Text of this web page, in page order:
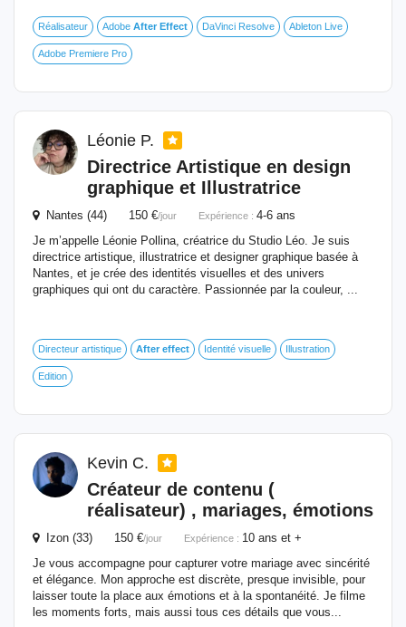
Réalisateur Adobe After Effect DaVinci Resolve Ableton Live
Adobe Premiere Pro
Léonie P.
Directrice Artistique en design
graphique et Illustratrice
Nantes (44) 150 €/jour Expérience : 4-6 ans
Je m’appelle Léonie Pollina, créatrice du Studio Léo. Je suis
directrice artistique, illustratrice et designer graphique basée à
Nantes, et je crée des identités visuelles et des univers
graphiques qui ont du caractère. Passionnée par la couleur, ...
Directeur artistique After effect Identité visuelle Illustration
Edition
Kevin C.
Créateur de contenu (
réalisateur) , mariages, émotions
Izon (33) 150 €/jour Expérience : 10 ans et +
Je vous accompagne pour capturer votre mariage avec sincérité
et élégance. Mon approche est discrète, presque invisible, pour
laisser toute la place aux émotions et à la spontanéité. Je filme
les moments forts, mais aussi tous ces détails que vous...